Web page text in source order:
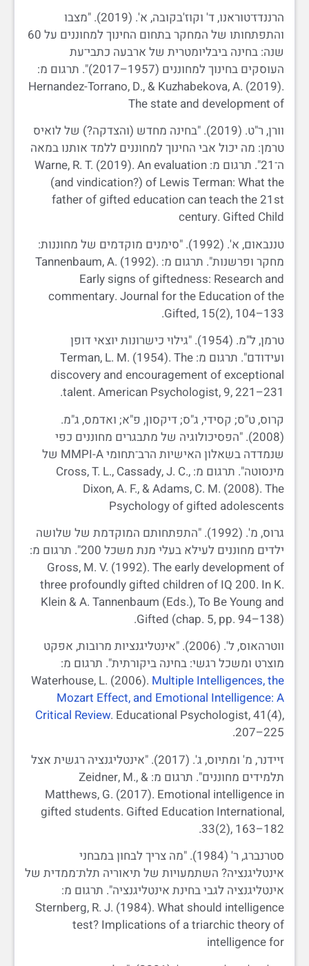
הרננדז־טוראנו, ד' וקוז'בקובה, א'. (2019). "מצבו
והתפתחותו של המחקר בתחום החינוך למחוננים על 60
שנה: בחינה ביבליומטרית של ארבעה כתבי־עת
העוסקים בחינוך למחוננים (1957–2017)". תרגום מ:
Hernandez-Torrano, D., & Kuzhabekova, A. (2019).
The state and development of
וורן, ר"ט. (2019). "בחינה מחדש (והצדקה?) של לואיס
טרמן: מה יכול אבי החינוך למחוננים ללמד אותנו במאה
ה־21". תרגום מ: Warne, R. T. (2019). An evaluation
(and vindication?) of Lewis Terman: What the
father of gifted education can teach the 21st
century. Gifted Child
טננבאום, א'. (1992). "סימנים מוקדמים של מחוננות:
מחקר ופרשנות". תרגום מ: Tannenbaum, A. (1992).
Early signs of giftedness: Research and
commentary. Journal for the Education of the
Gifted, 15(2), 104–133.
טרמן, ל"מ. (1954). "גילוי כישרונות יוצאי דופן
ועידודם". תרגום מ: Terman, L. M. (1954). The
discovery and encouragement of exceptional
talent. American Psychologist, 9, 221–231.
קרוס, ט"ס; קסידי, ג"ס; דיקסון, פ"א; ואדמס, ג"מ.
(2008). "הפסיכולוגיה של מתבגרים מחוננים כפי
שנמדדה בשאלון האישיות הרב־תחומי MMPI-A של
מינסוטה". תרגום מ: Cross, T. L., Cassady, J. C.,
Dixon, A. F., & Adams, C. M. (2008). The
Psychology of gifted adolescents
גרוס, מ'. (1992). "התפתחותם המוקדמת של שלושה
ילדים מחוננים לעילא בעלי מנת משכל 200". תרגום מ:
Gross, M. V. (1992). The early development of
three profoundly gifted children of IQ 200. In K.
Klein & A. Tannenbaum (Eds.), To Be Young and
Gifted (chap. 5, pp. 94–138).
ווטרהאוס, ל'. (2006). "אינטליגנציות מרובות, אפקט
מוצרט ומשכל רגשי: בחינה ביקורתית". תרגום מ:
Waterhouse, L. (2006). Multiple Intelligences, the
Mozart Effect, and Emotional Intelligence: A
Critical Review. Educational Psychologist, 41(4),
207–225.
זיידנר, מ' ומתיוס, ג'. (2017). "אינטליגנציה רגשית אצל
תלמידים מחוננים". תרגום מ: Zeidner, M., &
Matthews, G. (2017). Emotional intelligence in
gifted students. Gifted Education International,
33(2), 163–182.
סטרנברג, ר' (1984). "מה צריך לבחון במבחני
אינטליגנציה? השתמעויות של תיאוריה תלת־ממדית של
אינטליגנציה לגבי בחינת אינטליגנציה". תרגום מ:
Sternberg, R. J. (1984). What should intelligence
test? Implications of a triarchic theory of
intelligence for